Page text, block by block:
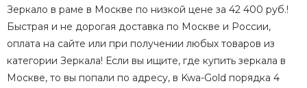
Зеркало в раме в Москве по низкой цене за 42 400 руб.!
Быстрая и не дорогая доставка по Москве и России,
оплата на сайте или при получении любых товаров из
категории Зеркала! Если вы ищите, где купить зеркала в
Москве, то вы попали по адресу, в Kwa-Gold порядка 4